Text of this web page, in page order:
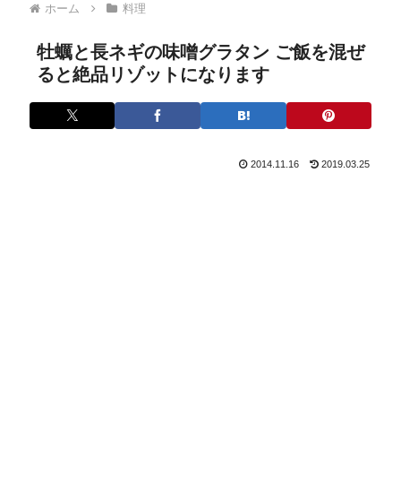
ホーム 料理
牡蠣と長ネギの味噌グラタン ご飯を混ぜ
ると絶品リゾットになります
2014.11.16 2019.03.25